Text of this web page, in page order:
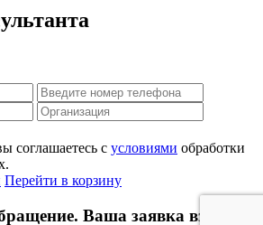
соглашаетесь с условиями обработки
Перейти в корзину
Ваша заявка взята в